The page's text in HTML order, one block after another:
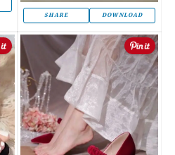
SHARE
DOWNLOAD